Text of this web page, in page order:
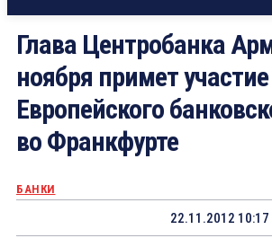
Глава Центробанка
ноября примет
Европейского
во Франкфурте
БАНКИ
22.11.2012 10:17